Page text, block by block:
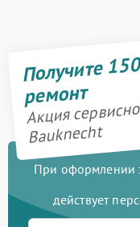
Получите
ремонт
Акция
Bauknecht
При оформлении
действует